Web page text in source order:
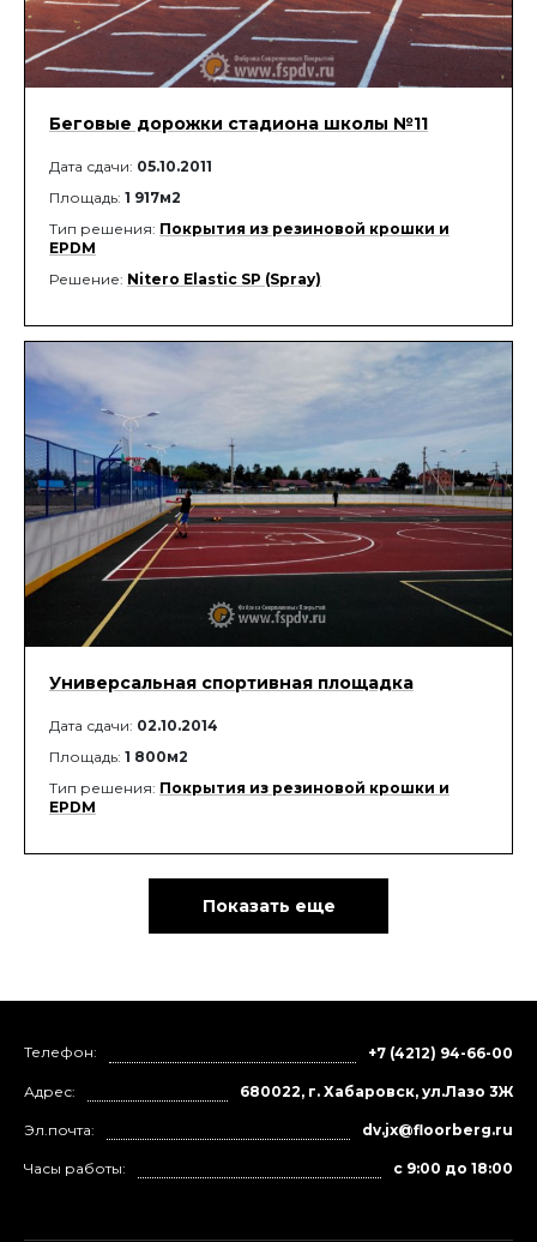
Беговые дорожки стадиона школы №11
Дата сдачи: 05.10.2011
Площадь: 1 917м2
Тип решения: Покрытия из резиновой крошки и
EPDM
Решение: Nitero Elastic SP (Spray)
Универсальная спортивная площадка
Дата сдачи: 02.10.2014
Площадь: 1 800м2
Тип решения: Покрытия из резиновой крошки и
EPDM
Показать еще
Телефон: +7 (4212) 94-66-00
Адрес: 680022, г. Хабаровск, ул.Лазо 3Ж
Эл.почта: dv.jx@floorberg.ru
Часы работы: с 9:00 до 18:00